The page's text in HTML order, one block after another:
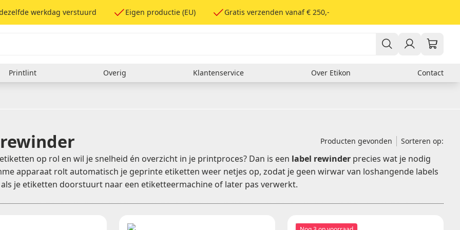
werkdag verstuurd Eigen productie (EU) Gratis verzenden vanaf € 250,-
Er zitten nog geen producten in je winkelwagen.
100 x 70 mm
102 x 210 mm
148 x 105 mm
85 x 50 mm
UPS
Soort materiaal
Thermisch
Papieren etiketten
Printlint Overig Klantenservice Over Etikon Contact
Producten gevonden Sorteren op:
op rol en wil je snelheid én overzicht in je printproces? Dan is een label rewinder precies wat je nodig
apparaat rolt automatisch je geprinte etiketten weer netjes op, zodat je geen wirwar van loshangende labels
je etiketten doorstuurt naar een etiketteermachine of later pas verwerkt.